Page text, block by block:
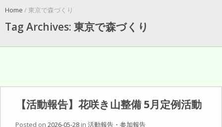
Home / 東京で森づくり
Tag Archives: 東京で森づくり
【活動報告】花咲き山整備 5月定例活動
Posted on 2026-05-28 in 活動報告・参加報告